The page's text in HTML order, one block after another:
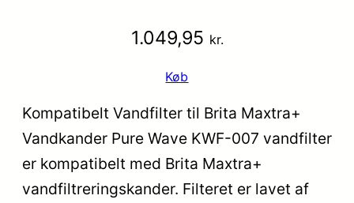
1.049,95 kr.
Køb
Kompatibelt Vandfilter til Brita Maxtra+
Vandkander Pure Wave KWF-007 vandfilter
er kompatibelt med Brita Maxtra+
vandfiltreringskander. Filteret er lavet af